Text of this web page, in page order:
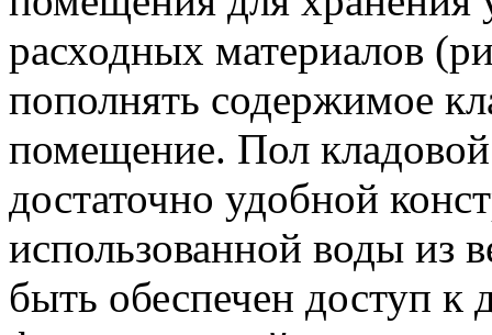
расходных материалов
пополнять содержимое
помещение. Пол
достаточно удобной
использованной воды из
быть обеспечен доступ к